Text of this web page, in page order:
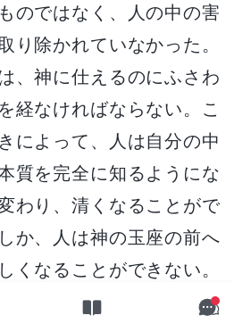
のではなく、人の中の害
り除かれていなかった。
、神に仕えるのにふさわ
経なければならない。こ
によって、人は自分の中
質を完全に知るようにな
わり、清くなることがで
か、人は神の玉座の前へ
くなることができない。
の働きは、人が清められ